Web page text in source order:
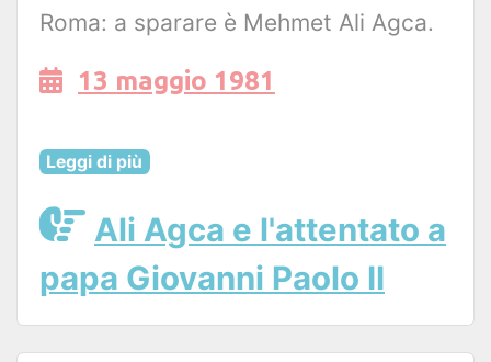
Roma: a sparare è Mehmet Ali Agca.
13 maggio 1981
Leggi di più
Ali Agca e l'attentato a
papa Giovanni Paolo II